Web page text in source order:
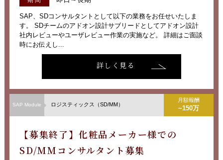
SAP、SDコンサルタントとして以下の業務をお任せいたしま
す。 SDチームのアドオン設計サブリードとしてアドオン設計
社内レビューやユーザレビュー作業の実施など。 詳細はご面談
時にお伝えし...
詳しく見る
SAP Module ロジスティックス（SD/MM）
月額報酬
~150万
【募集終了】化粧品メーカー様での
SD/MMコンサルタント募集